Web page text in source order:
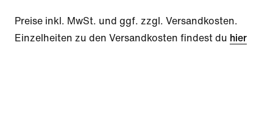
Preise inkl. MwSt. und ggf. zzgl. Versandkosten.
Einzelheiten zu den Versandkosten findest du hier